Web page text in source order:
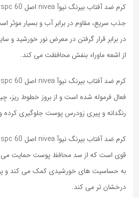
جذب سریع، مقاوم در برابر آب و بسیار موثر
در برابر قرار گرفتن در معرض نور خورشید و
از اشعه ماوراء بنفش محافظت می کند.
فعال فرموله شده است و از بروز خطوط ریز،
رنگدانه و پیری زودرس پوست جلوگیری کرده و
قوی است که از سد محافظ پوست حمایت می
به حساسیت های خورشیدی کمک می کند و
درخشان تر می کند.